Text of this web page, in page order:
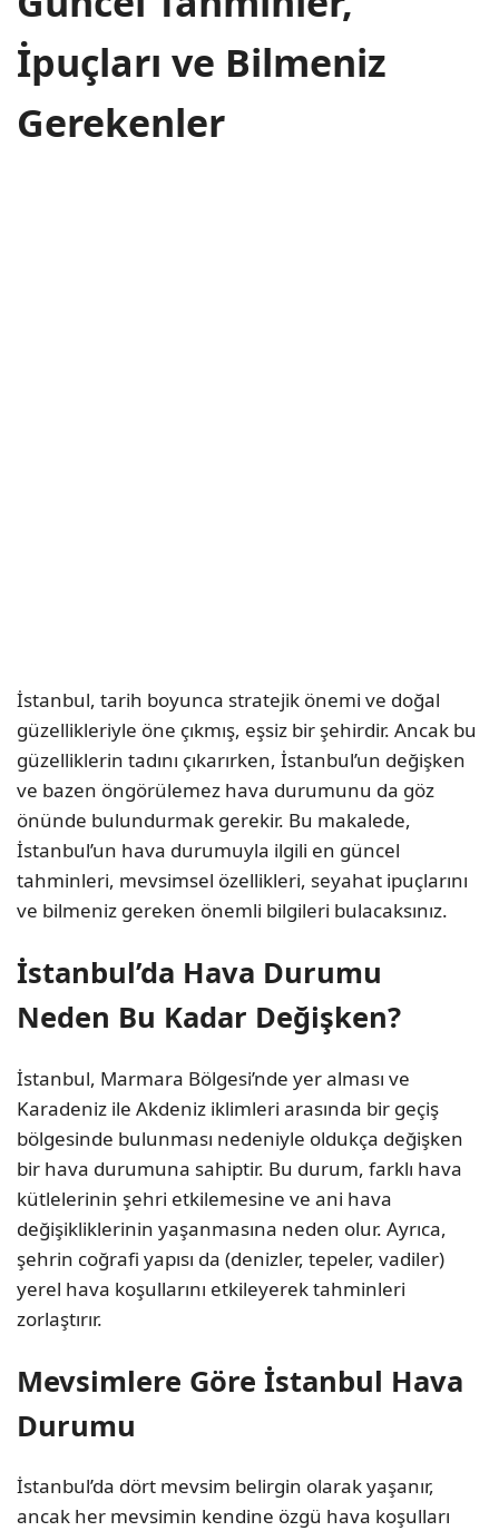
İpuçları ve Bilmeniz
Gerekenler
İstanbul, tarih boyunca stratejik önemi ve doğal
güzellikleriyle öne çıkmış, eşsiz bir şehirdir. Ancak bu
güzelliklerin tadını çıkarırken, İstanbul’un değişken
ve bazen öngörülemez hava durumunu da göz
önünde bulundurmak gerekir. Bu makalede,
İstanbul’un hava durumuyla ilgili en güncel
tahminleri, mevsimsel özellikleri, seyahat ipuçlarını
ve bilmeniz gereken önemli bilgileri bulacaksınız.
İstanbul’da Hava Durumu
Neden Bu Kadar Değişken?
İstanbul, Marmara Bölgesi’nde yer alması ve
Karadeniz ile Akdeniz iklimleri arasında bir geçiş
bölgesinde bulunması nedeniyle oldukça değişken
bir hava durumuna sahiptir. Bu durum, farklı hava
kütlelerinin şehri etkilemesine ve ani hava
değişikliklerinin yaşanmasına neden olur. Ayrıca,
şehrin coğrafi yapısı da (denizler, tepeler, vadiler)
yerel hava koşullarını etkileyerek tahminleri
zorlaştırır.
Mevsimlere Göre İstanbul Hava
Durumu
İstanbul’da dört mevsim belirgin olarak yaşanır,
ancak her mevsimin kendine özgü hava koşulları